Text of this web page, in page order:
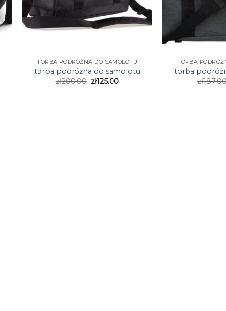
TORBA PODRÓŻNA DO SAMOLOTU
torba podróżna do samolotu
zł200.00 zł125.00
TORBA
torba
zł187.00